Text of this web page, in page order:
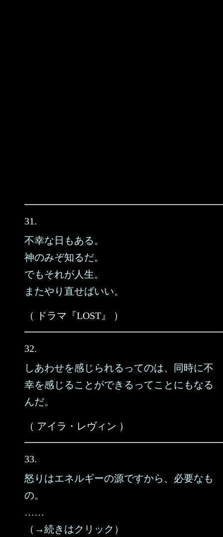
31.
不幸な日もある。
神のみぞ知るだ。
でもそれが人生。
またやり直せばいい。
（ ドラマ『LOST』 ）
32.
しあわせを感じられるってのは、同時に不
幸を感じることができるってことにもなる
んだ。
（ アイラ・レヴィン ）
33.
怒りはエネルギーの源ですから、必要なも
の。
……
（→続きはクリック）